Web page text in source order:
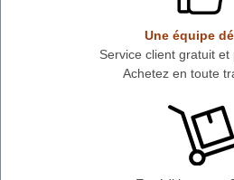
Une équipe
Service client gratuit et
Achetez en toute